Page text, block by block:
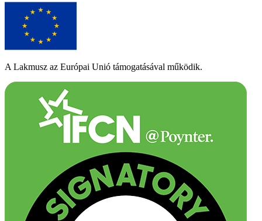
A Lakmusz az Európai Unió támogatásával működik.